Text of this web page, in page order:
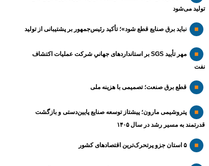
تولید می‌شود
نباید برق صنایع قطع شود»؛ تأکید رئیس‌جمهور بر پشتیبانی از تولید
مهر تأیید SGS بر استانداردهای جهانیِ شرکت عملیات اکتشاف
نفت
قطع برق صنعت؛ تصمیمی با هزینه ملی
پتروشیمی مارون؛ پیشتاز توسعه صنایع پایین‌دستی و بازگشت
قدرتمند به مسیر رشد در سال ۱۴۰۵
۵ استان جزو پرتحرک‌ترین اقتصاد‌های کشور